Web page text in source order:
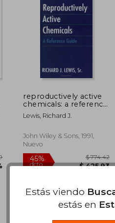
40%
dcto.
reproductively active
chemicals: a reference
guide (en Inglés)
Lewis, Richard J.
John Wiley & Sons, 1991,
Nuevo
Estás viendo
estás en